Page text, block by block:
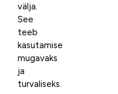
välja.
See
teeb
kasutamise
mugavaks
ja
turvaliseks.